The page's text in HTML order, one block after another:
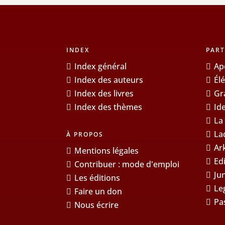
INDEX
Index général
Index des auteurs
Index des livres
Index des thèmes
À PROPOS
Mentions légales
Contribuer : mode d'emploi
Les éditions
Faire un don
Nous écrire